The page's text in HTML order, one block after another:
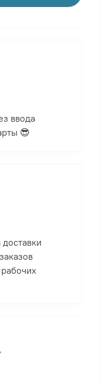
ввода
😎